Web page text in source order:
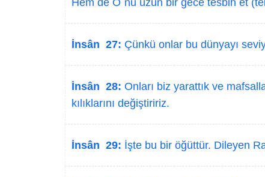
Hem de O´nu uzun bir gece tesbih et
İnsân 27: Çünkü onlar bu dünyayı
İnsân 28: Onları biz yarattık ve
kılıklarını değiştiririz.
İnsân 29: İşte bu bir öğüttür. Dileyen